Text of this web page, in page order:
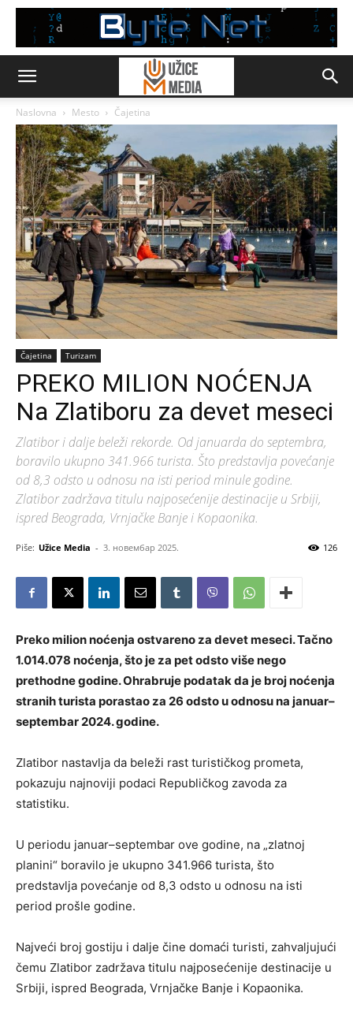
Naslovna Mesto Čajetina
Čajetina Turizam
PREKO MILION NOĆENJA
Na Zlatiboru za devet meseci
Zlatibor i dalje beleži rekorde. Od januarda do septembra,
boravilo ukupno 341.966 turista. Što predstavlja povećanje
od 8,3 odsto u odnosu na isti period minule godine.
Zlatibor zadržava titulu najposećenije destinacije u Srbiji,
ispred Beograda, Vrnjačke Banje i Kopaonika.
Piše: Užice Media - 3. новембар 2025. 126
Preko milion noćenja ostvareno za devet meseci. Tačno
1.014.078 noćenja, što je za pet odsto više nego
prethodne godine. Ohrabruje podatak da je broj noćenja
stranih turista porastao za 26 odsto u odnosu na januar–
septembar 2024. godine.
Zlatibor nastavlja da beleži rast turističkog prometa,
pokazuju najnoviji podaci Republičkog zavoda za
statistiku.
U periodu januar–septembar ove godine, na „zlatnoj
planini“ boravilo je ukupno 341.966 turista, što
predstavlja povećanje od 8,3 odsto u odnosu na isti
period prošle godine.
Najveći broj gostiju i dalje čine domaći turisti, zahvaljujući
čemu Zlatibor zadržava titulu najposećenije destinacije u
Srbiji, ispred Beograda, Vrnjačke Banje i Kopaonika.